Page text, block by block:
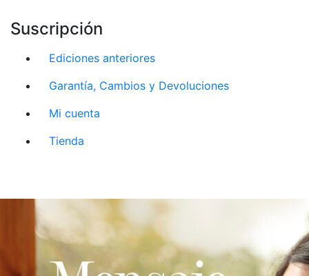
Suscripción
Ediciones anteriores
Garantía, Cambios y Devoluciones
Mi cuenta
Tienda